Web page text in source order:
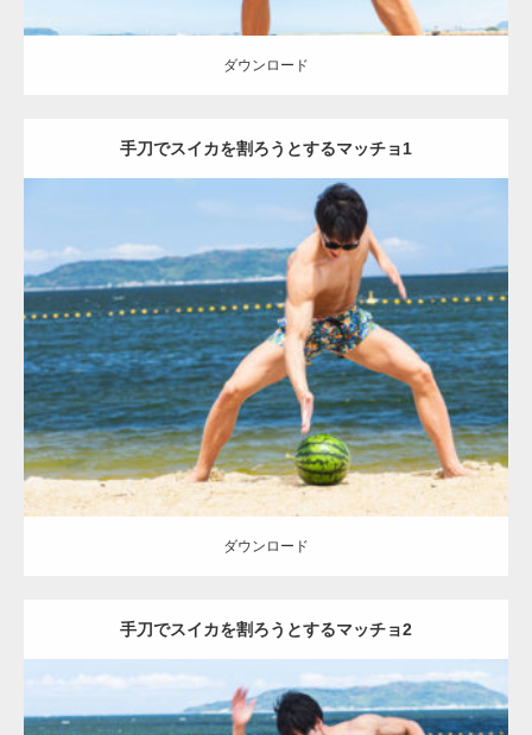
ダウンロード
手刀でスイカを割ろうとするマッチョ1
Update:2021.07.8
Category:海のマッチョ オレンジの人 AKIHITO(細マッチョ) 上腕二
頭筋 上腕三頭筋 肩 脚 手刀マッチョ
ダウンロード
ダウンロード
手刀でスイカを割ろうとするマッチョ2
【YouTube】マッチョフリー素材メンバーが
ギネス世界記録…